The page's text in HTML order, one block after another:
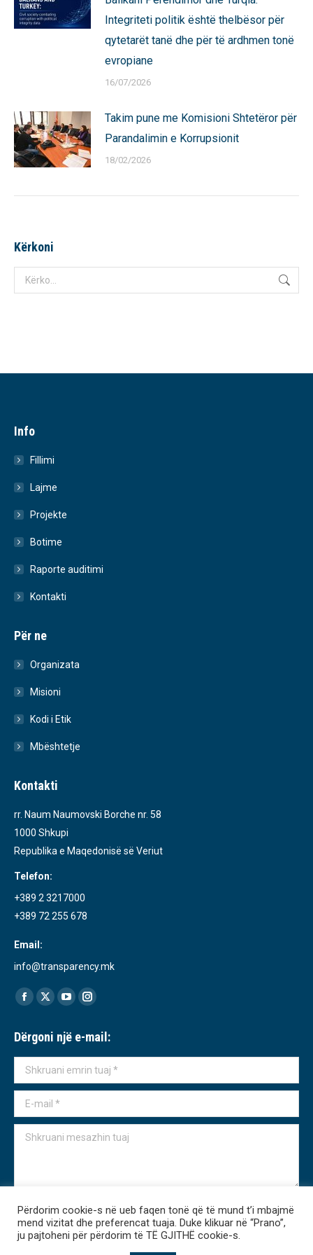
Integriteti politik është thelbësor për
qytetarët tanë dhe për të ardhmen tonë
evropiane
16/07/2026
Takim pune me Komisioni Shtetëror për
Parandalimin e Korrupsionit
18/02/2026
Kërkoni
Search:
Info
Fillimi
Lajme
Projekte
Botime
Raporte auditimi
Kontakti
Për ne
Organizata
Misioni
Kodi i Etik
Mbështetje
Kontakti
rr. Naum Naumovski Borche nr. 58
1000 Shkupi
Republika e Maqedonisë së Veriut
Telefon:
+389 2 3217000
+389 72 255 678
Email:
info@transparency.mk
Find us on:
Facebook
opens
in
new
X
opens
in
new
YouTube
opens
in
new
Instagram
opens
in
new
Dërgoni një e-mail:
Shkruani emrin tuaj *
E-mail *
Shkruani mesazhin tuaj
Dërgo
Përdorim cookie-s në ueb faqen tonë që të mund t’i mbajmë
mend vizitat dhe preferencat tuaja. Duke klikuar në “Prano”,
ju pajtoheni për përdorim të TË GJITHË cookie-s.